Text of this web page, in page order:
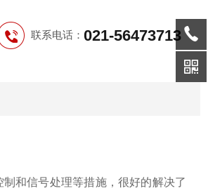
联系电话： 021-56473713
和信号处理等措施，很好的解决了